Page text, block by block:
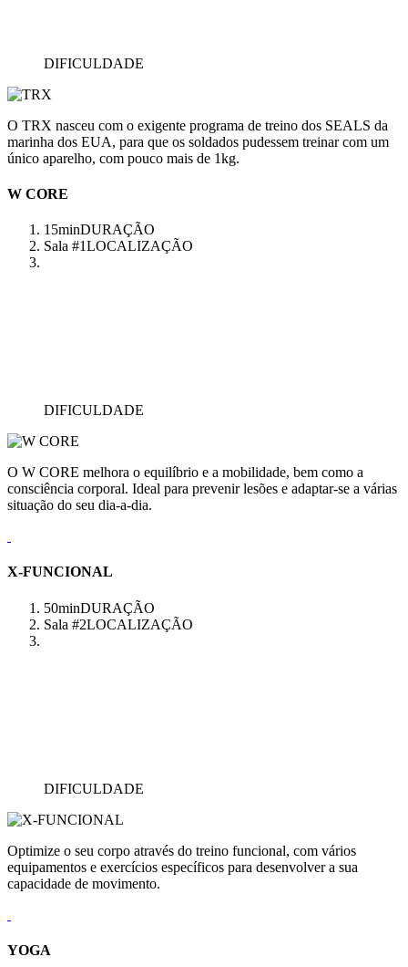
DIFICULDADE
O TRX nasceu com o exigente programa de treino dos SEALS da
marinha dos EUA, para que os soldados pudessem treinar com um
único aparelho, com pouco mais de 1kg.
W CORE
15minDURAÇÃO
Sala #1LOCALIZAÇÃO
DIFICULDADE
O W CORE melhora o equilíbrio e a mobilidade, bem como a
consciência corporal. Ideal para prevenir lesões e adaptar-se a várias
situação do seu dia-a-dia.
X-FUNCIONAL
50minDURAÇÃO
Sala #2LOCALIZAÇÃO
DIFICULDADE
Optimize o seu corpo através do treino funcional, com vários
equipamentos e exercícios específicos para desenvolver a sua
capacidade de movimento.
YOGA